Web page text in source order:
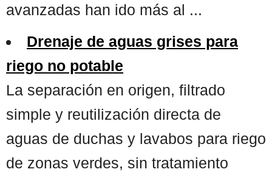
avanzadas han ido más al ...
Drenaje de aguas grises para
riego no potable
La separación en origen, filtrado
simple y reutilización directa de
aguas de duchas y lavabos para riego
de zonas verdes, sin tratamiento